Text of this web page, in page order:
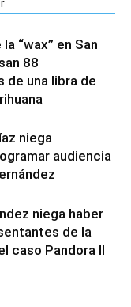
“wax” en San
88
de una libra de
niega
audiencia
niega haber
de la
caso Pandora II